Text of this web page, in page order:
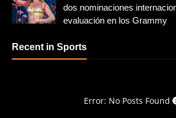
dos nominaciones
evaluación en los Grammy
Recent in Sports
Error: No Posts Found